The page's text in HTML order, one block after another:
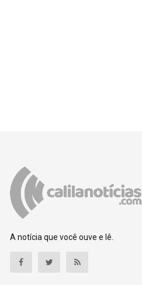
A notícia que você ouve e lê.